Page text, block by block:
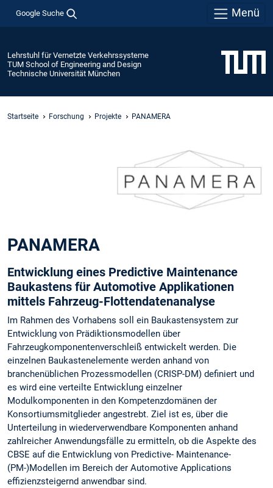
Google Suche Menü
Lehrstuhl für Vernetzte Verkehrssysteme
TUM School of Engineering and Design
Technische Universität München
Startseite Forschung Projekte PANAMERA
PANAMERA
Entwicklung eines Predictive Maintenance
Baukastens für Automotive Applikationen
mittels Fahrzeug-Flottendatenanalyse
Im Rahmen des Vorhabens soll ein Baukastensystem zur
Entwicklung von Prädiktionsmodellen über
Fahrzeugkomponentenverschleiß entwickelt werden. Die
einzelnen Baukastenelemente werden anhand von
branchenüblichen Prozessmodellen (CRISP-DM) definiert und
es wird eine verteilte Entwicklung einzelner
Modulkomponenten in den Kompetenzdomänen der
Konsortiumsmitglieder angestrebt. Ziel ist es, über die
Unterteilung in wiederverwendbare Komponenten anhand
zahlreicher Anwendungsfälle zu ermitteln, ob die Aspekte des
CBSE auf die Entwicklung von Predictive- Maintenance-
(PM-)Modellen im Bereich der Automotive Applications
effizienzsteigernd anwendbar sind.